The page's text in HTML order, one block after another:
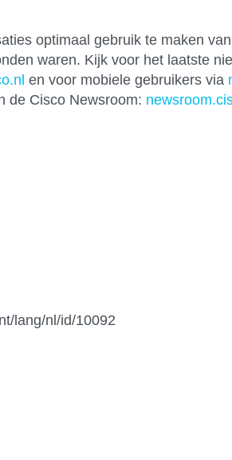
optimaal gebruik te maken
waren. Kijk voor het laatste
en voor mobiele gebruikers via
de Cisco Newsroom:
lang/nl/id/10092